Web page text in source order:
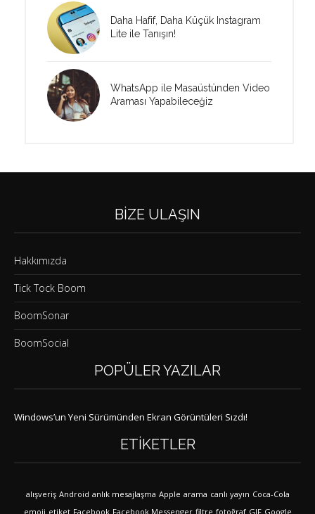
Daha Hafif, Daha Küçük Instagram
Lite ile Tanışın!
WhatsApp ile Masaüstünden Video
Araması Yapabileceğiz
BIZE ULAŞIN
Hakkımızda
Tick Tock Boom
BoomSonar
BoomSocial
POPÜLER YAZILAR
Windows’un Yeni Sürümünden Ekran Görüntüleri Sızdı!
ETIKETLER
alışveriş Android anlık mesajlaşma Apple arama canlı yayın Coca-Cola
emoji etiket Facebook Facebook Messenger filtre fotoğraf GIF Google